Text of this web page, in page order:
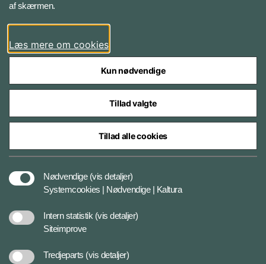
LinkedIn
Styrelser og myndigheder under Forsvarsministeriet
af skærmen.
Læs mere om cookies
Kun nødvendige
Tillad valgte
Tillad alle cookies
Nødvendige (vis detaljer)
Systemcookies | Nødvendige | Kaltura
Intern statistik (vis detaljer)
Siteimprove
Tredjeparts (vis detaljer)